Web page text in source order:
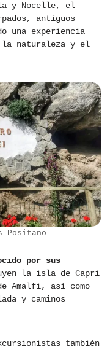
y Nocelle, el
antiguos
una experiencia
la naturaleza y el
Positano
por sus
la isla de Capri
Amalfi, así como
y caminos
también